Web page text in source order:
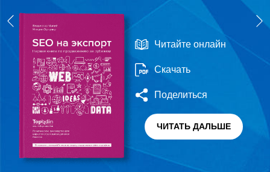
Читайте онлайн
Скачать
Поделиться
ЧИТАТЬ ДАЛЬШЕ